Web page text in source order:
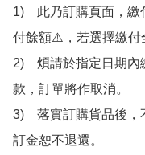
1)　此乃訂購頁面，
付餘額⚠️，若選擇繳付
2)　煩請於指定日期
款，訂單將作取消。
3)　落實訂購貨品後，
訂金恕不退還。